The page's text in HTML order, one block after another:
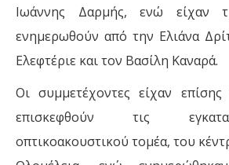
Ιωάννης Δαρμής, ενώ είχαν
ενημερωθούν από την Ελιάνα
Ελεφτέριε και τον Βασίλη Καναρά.
Οι συμμετέχοντες είχαν
επισκεφθούν τις
οπτικοακουστικού τομέα, του